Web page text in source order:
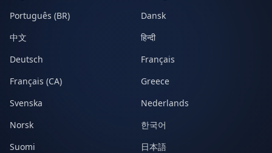
Português (BR)
Dansk
中文
हिन्दी
Deutsch
Français
Français (CA)
Greece
Svenska
Nederlands
Norsk
한국어
Suomi
日本語